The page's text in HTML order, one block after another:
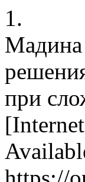
1.
Мадина
при